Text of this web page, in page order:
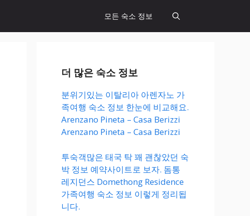
모든 숙소 정보
더 많은 숙소 정보
분위기있는 이탈리아 아렌자노 가
족여행 숙소 정보 한눈에 비교해요.
Arenzano Pineta – Casa Berizzi
Arenzano Pineta – Casa Berizzi
투숙객많은 태국 탁 꽤 괜찮았던 숙
박 정보 예약사이트로 보자. 돔통
레지던스 Domethong Residence
가족여행 숙소 정보 이렇게 정리됩
니다.